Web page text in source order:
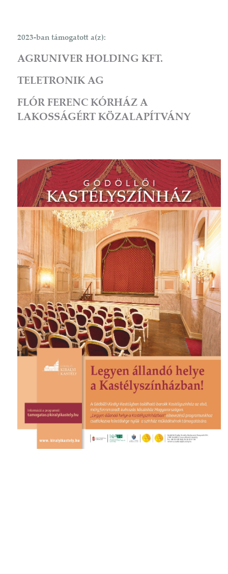
2023-ban támogatott a(z):
AGRUNIVER HOLDING KFT.
TELETRONIK AG
FLÓR FERENC KÓRHÁZ A
LAKOSSÁGÉRT KÖZALAPÍTVÁNY